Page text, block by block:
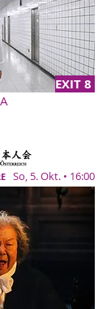
EXIT 8
So, 5. Okt. • 16:00